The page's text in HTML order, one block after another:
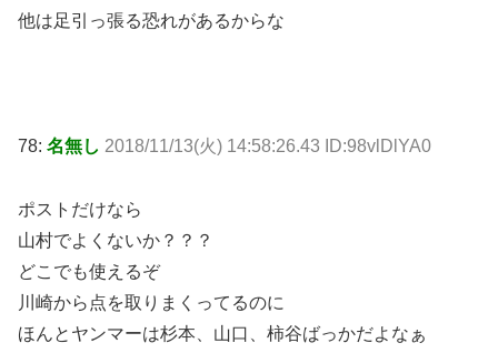
他は足引っ張る恐れがあるからな
78: 名無し 2018/11/13(火) 14:58:26.43 ID:98vlDlYA0
ポストだけなら
山村でよくないか？？？
どこでも使えるぞ
川崎から点を取りまくってるのに
ほんとヤンマーは杉本、山口、柿谷ばっかだよなぁ